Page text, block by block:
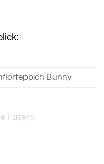
Bunny
Fasern